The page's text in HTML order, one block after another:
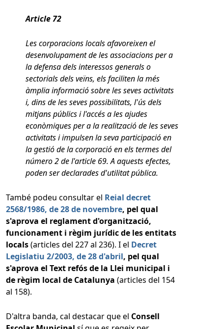
Article 72
Les corporacions locals afavoreixen el
desenvolupament de les associacions per a
la defensa dels interessos generals o
sectorials dels veïns, els faciliten la més
àmplia informació sobre les seves activitats
i, dins de les seves possibilitats, l'ús dels
mitjans públics i l'accés a les ajudes
econòmiques per a la realització de les seves
activitats i impulsen la seva participació en
la gestió de la corporació en els termes del
número 2 de l'article 69. A aquests efectes,
poden ser declarades d'utilitat pública.
També podeu consultar el Reial decret
2568/1986, de 28 de novembre, pel qual
s'aprova el reglament d'organització,
funcionament i règim jurídic de les entitats
locals(articles del 227 al 236). I el Decret
Legislatiu 2/2003, de 28 d'abril, pel qual
s'aprova el Text refós de la Llei municipal i
de règim local de Catalunya (articles del 154
al 158).
D'altra banda, cal destacar que el Consell